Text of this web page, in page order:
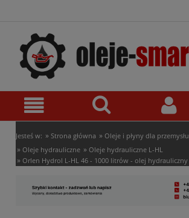
Jesteś w: » Strona główna » Oleje i płyny dla przemysłu
» Oleje hydrauliczne » Oleje hydrauliczne L-HL
» Orlen Hydrol L-HL 46 - 1000 litrów - olej hydrauliczny